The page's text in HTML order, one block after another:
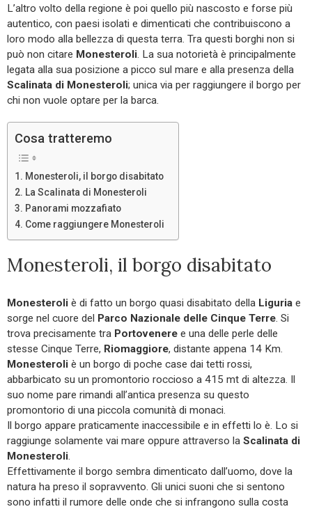
L’altro volto della regione è poi quello più nascosto e forse più
autentico, con paesi isolati e dimenticati che contribuiscono a
loro modo alla bellezza di questa terra. Tra questi borghi non si
può non citare Monesteroli. La sua notorietà è principalmente
legata alla sua posizione a picco sul mare e alla presenza della
Scalinata di Monesteroli; unica via per raggiungere il borgo per
chi non vuole optare per la barca.
Cosa tratteremo
Monesteroli, il borgo disabitato
La Scalinata di Monesteroli
Panorami mozzafiato
Come raggiungere Monesteroli
Monesteroli, il borgo disabitato
Monesteroli è di fatto un borgo quasi disabitato della Liguria e
sorge nel cuore del Parco Nazionale delle Cinque Terre. Si
trova precisamente tra Portovenere e una delle perle delle
stesse Cinque Terre, Riomaggiore, distante appena 14 Km.
Monesteroli è un borgo di poche case dai tetti rossi,
abbarbicato su un promontorio roccioso a 415 mt di altezza. Il
suo nome pare rimandi all’antica presenza su questo
promontorio di una piccola comunità di monaci.
Il borgo appare praticamente inaccessibile e in effetti lo è. Lo si
raggiunge solamente vai mare oppure attraverso la Scalinata di
Monesteroli.
Effettivamente il borgo sembra dimenticato dall’uomo, dove la
natura ha preso il sopravvento. Gli unici suoni che si sentono
sono infatti il rumore delle onde che si infrangono sulla costa